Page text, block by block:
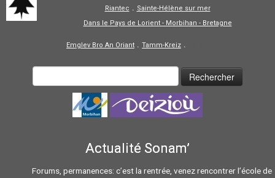
Riantec . Sainte-Hélène sur mer
Dans le Pays de Lorient - Morbihan - Bretagne
Emglev Bro An Oriant . Tamm-Kreiz .
Actualité Sonam’
Forums, permanences: c’est la rentrée, venez rencontrer l’école de